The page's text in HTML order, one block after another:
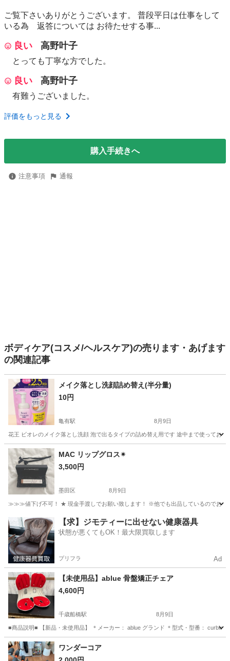
ご覧下さいありがとうございます。 普段平日は仕事をして
いる為 返答については お待たせする事...
良い 高野叶子
とっても丁寧な方でした。
良い 高野叶子
有難うございました。
評価をもっと見る
購入手続きへ
注意事項 通報
ボディケア(コスメ/ヘルスケア)の売ります・あげます
の関連記事
メイク落とし洗顔詰め替え(半分量)
10円
亀有駅 8月9日
花王 ビオレのメイク落とし洗顔 泡で出るタイプの詰め替え用です 途中まで使ってお
東京 葛飾区 亀有駅 フェイスケア
MAC リップグロス✴︎
3,500円
墨田区 8月9日
≫≫≫値下げ不可！ ★ 現金手渡しでお願い致します！ ※他でも出品しているのでお早
東京 墨田区 メイクアップ
【求】ジモティーに出せない健康器具
状態が悪くてもOK！最大限買取します
プリフラ Ad
【未使用品】ablue 骨盤矯正チェア
4,600円
千歳船橋駅 8月9日
■商品説明■ 【新品・未使用品】 ＊メーカー： ablue グランド ＊型式・型番： curble
東京 世田谷区 千歳船橋駅
ワンダーコア